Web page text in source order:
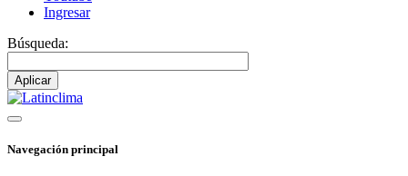
Ingresar
Búsqueda:
Navegación principal